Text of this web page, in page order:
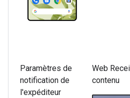
Paramètres de
notification de
l'expéditeur
Web
contenu